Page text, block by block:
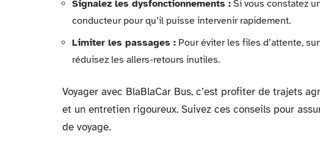
Signalez les dysfonctionnements : Si vous constatez
conducteur pour qu’il puisse intervenir rapidement.
Limiter les passages : Pour éviter les files d’attente,
réduisez les allers-retours inutiles.
Voyager avec BlaBlaCar Bus, c’est profiter de trajets
et un entretien rigoureux. Suivez ces conseils pour
de voyage.